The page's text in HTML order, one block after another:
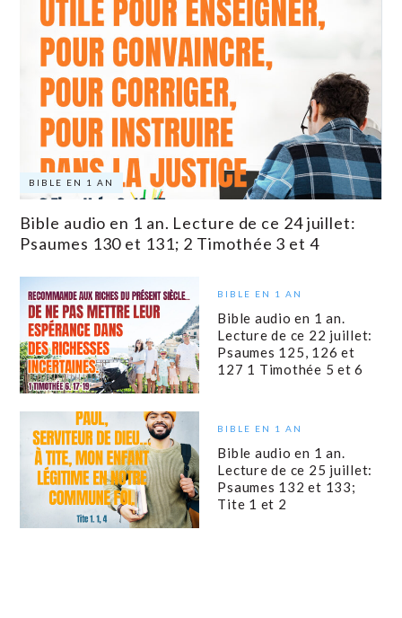
BIBLE EN 1 AN
Bible audio en 1 an. Lecture de ce 24 juillet:
Psaumes 130 et 131; 2 Timothée 3 et 4
BIBLE EN 1 AN
Bible audio en 1 an.
Lecture de ce 22 juillet:
Psaumes 125, 126 et
127 1 Timothée 5 et 6
BIBLE EN 1 AN
Bible audio en 1 an.
Lecture de ce 25 juillet:
Psaumes 132 et 133;
Tite 1 et 2